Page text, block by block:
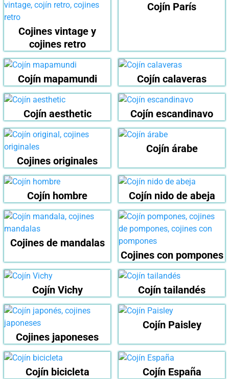
Cojines vintage y
cojines retro
Cojín París
Cojín mapamundi Cojín calaveras
Cojín aesthetic Cojín escandinavo
Cojines originales
Cojín árabe
Cojín hombre Cojín nido de abeja
Cojines de mandalas
Cojines con pompones
Cojín Vichy Cojín tailandés
Cojines japoneses
Cojín Paisley
Cojín bicicleta Cojín España